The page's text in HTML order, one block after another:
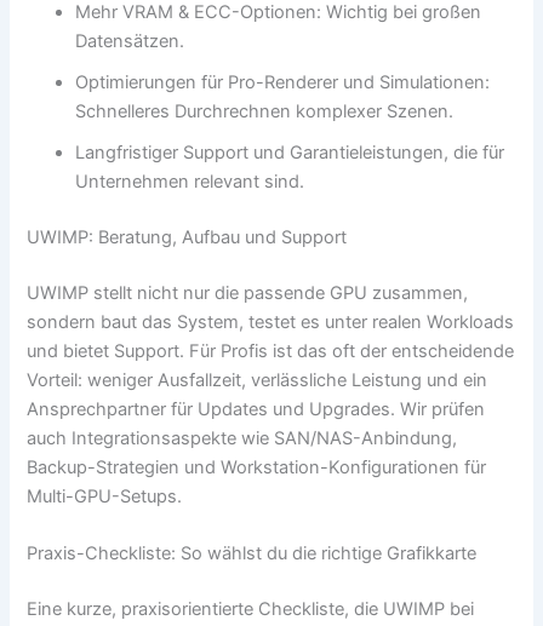
Mehr VRAM & ECC-Optionen: Wichtig bei großen
Datensätzen.
Optimierungen für Pro-Renderer und Simulationen:
Schnelleres Durchrechnen komplexer Szenen.
Langfristiger Support und Garantieleistungen, die für
Unternehmen relevant sind.
UWIMP: Beratung, Aufbau und Support
UWIMP stellt nicht nur die passende GPU zusammen,
sondern baut das System, testet es unter realen Workloads
und bietet Support. Für Profis ist das oft der entscheidende
Vorteil: weniger Ausfallzeit, verlässliche Leistung und ein
Ansprechpartner für Updates und Upgrades. Wir prüfen
auch Integrationsaspekte wie SAN/NAS-Anbindung,
Backup-Strategien und Workstation-Konfigurationen für
Multi-GPU-Setups.
Praxis-Checkliste: So wählst du die richtige Grafikkarte
Eine kurze, praxisorientierte Checkliste, die UWIMP bei